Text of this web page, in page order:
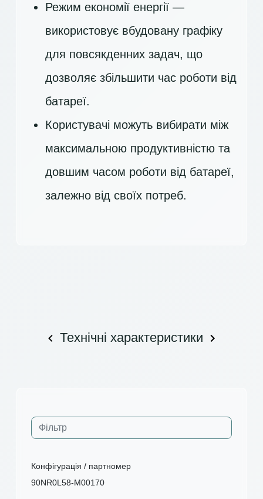
Режим економії енергії —
використовує вбудовану графіку
для повсякденних задач, що
дозволяє збільшити час роботи від
батареї.
Користувачі можуть вибирати між
максимальною продуктивністю та
довшим часом роботи від батареї,
залежно від своїх потреб.
Технічні характеристики
Конфігурація / партномер
90NR0L58-M00170